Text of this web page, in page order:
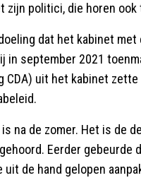
zijn politici, die horen ook
dat het kabinet met
in september 2021
CDA) uit het kabinet
na de zomer. Het is de
Eerder gebeurde
de hand gelopen